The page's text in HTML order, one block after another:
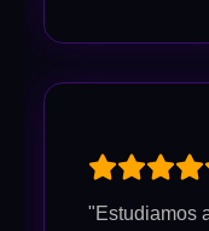
"Estudiamos